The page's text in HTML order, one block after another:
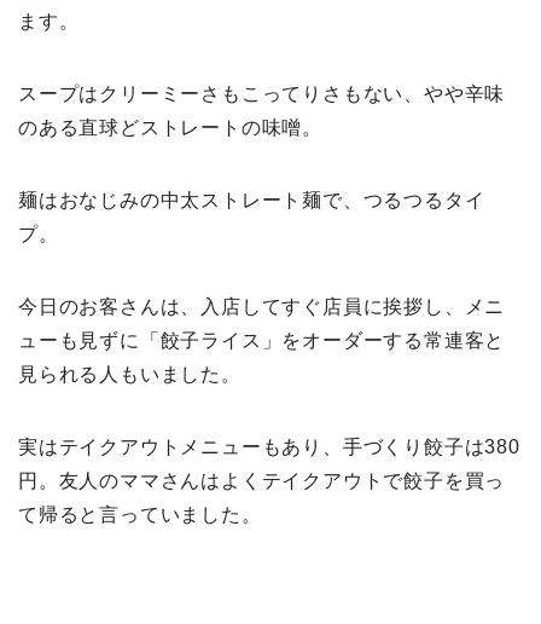
ます。
スープはクリーミーさもこってりさもない、やや辛味
のある直球どストレートの味噌。
麺はおなじみの中太ストレート麺で、つるつるタイ
プ。
今日のお客さんは、入店してすぐ店員に挨拶し、メニ
ューも見ずに「餃子ライス」をオーダーする常連客と
見られる人もいました。
実はテイクアウトメニューもあり、手づくり餃子は380
円。友人のママさんはよくテイクアウトで餃子を買っ
て帰ると言っていました。